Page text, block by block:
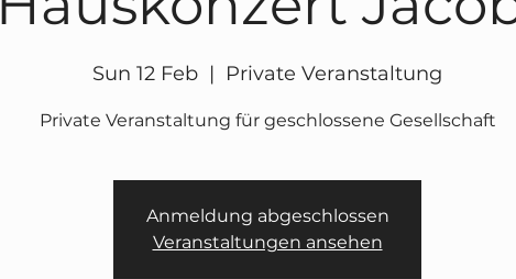
Sun 12 Feb
  |
Private Veranstaltung
Private Veranstaltung für geschlossene Gesellschaft
Anmeldung abgeschlossen
Veranstaltungen ansehen